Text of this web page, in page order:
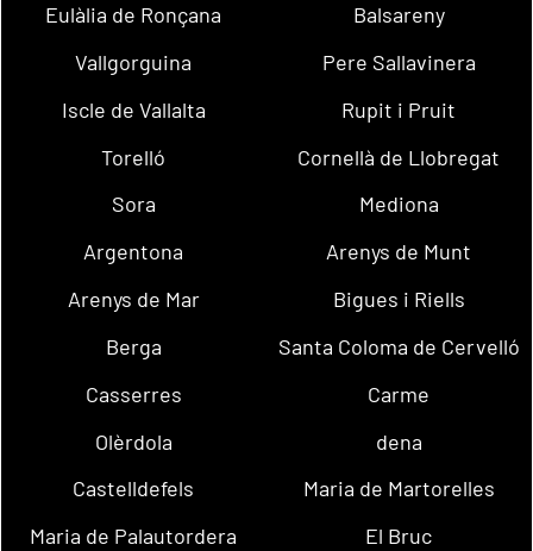
Eulàlia de Ronçana
Balsareny
Vallgorguina
Pere Sallavinera
Iscle de Vallalta
Rupit i Pruit
Torelló
Cornellà de Llobregat
Sora
Mediona
Argentona
Arenys de Munt
Arenys de Mar
Bigues i Riells
Berga
Santa Coloma de Cervelló
Casserres
Carme
Olèrdola
dena
Castelldefels
Maria de Martorelles
Maria de Palautordera
El Bruc